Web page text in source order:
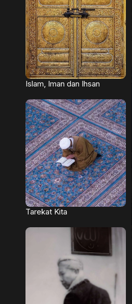
Islam, Iman dan Ihsan
Tarekat Kita